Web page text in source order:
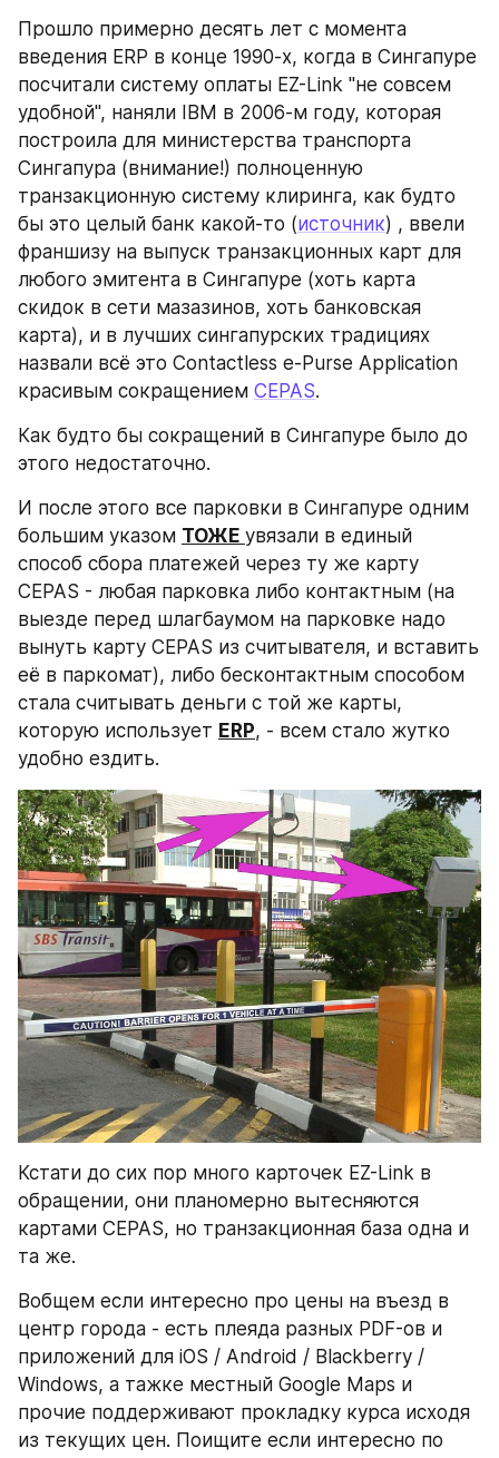
Прошло примерно десять лет с момента
введения ERP в конце 1990-х, когда в Сингапуре
посчитали систему оплаты EZ-Link "не совсем
удобной", наняли IBM в 2006-м году, которая
построила для министерства транспорта
Сингапура (внимание!) полноценную
транзакционную систему клиринга, как будто
бы это целый банк какой-то (источник) , ввели
франшизу на выпуск транзакционных карт для
любого эмитента в Сингапуре (хоть карта
скидок в сети мазазинов, хоть банковская
карта), и в лучших сингапурских традициях
назвали всё это Contactless e-Purse Application
красивым сокращением CEPAS.
Как будто бы сокращений в Сингапуре было до
этого недостаточно.
И после этого все парковки в Сингапуре одним
большим указом ТОЖЕ увязали в единый
способ сбора платежей через ту же карту
CEPAS - любая парковка либо контактным (на
выезде перед шлагбаумом на парковке надо
вынуть карту CEPAS из считывателя, и вставить
её в паркомат), либо бесконтактным способом
стала считывать деньги с той же карты,
которую использует ERP, - всем стало жутко
удобно ездить.
Кстати до сих пор много карточек EZ-Link в
обращении, они планомерно вытесняются
картами CEPAS, но транзакционная база одна и
та же.
Вобщем если интересно про цены на въезд в
центр города - есть плеяда разных PDF-ов и
приложений для iOS / Android / Blackberry /
Windows, а тажке местный Google Maps и
прочие поддерживают прокладку курса исходя
из текущих цен. Поищите если интересно по